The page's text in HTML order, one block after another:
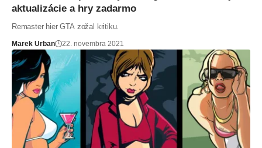
aktualizácie a hry zadarmo
Remaster hier GTA zožal kritiku.
Marek Urban 22. novembra 2021